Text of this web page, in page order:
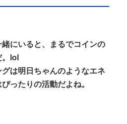
にいると、まるでコインの
lol
は明日ちゃんのようなエネ
ったりの活動だよね。